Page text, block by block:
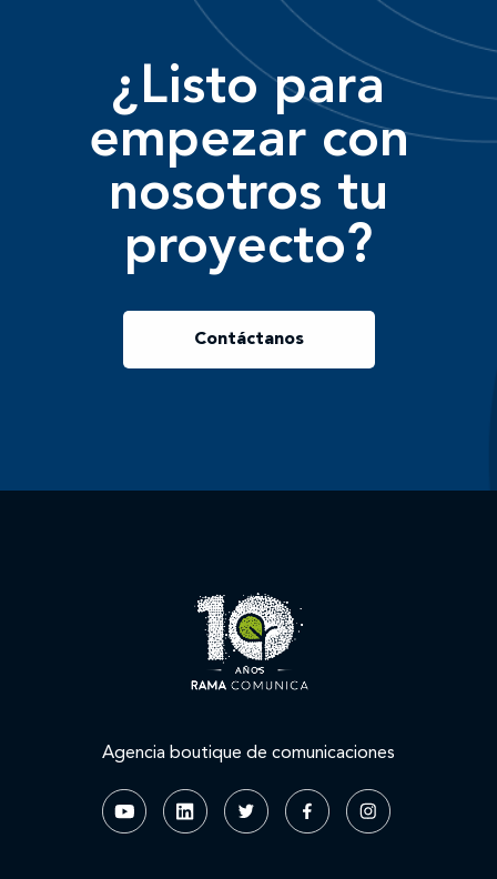
¿Listo para
empezar con
nosotros tu
proyecto?
Contáctanos
Agencia boutique de comunicaciones